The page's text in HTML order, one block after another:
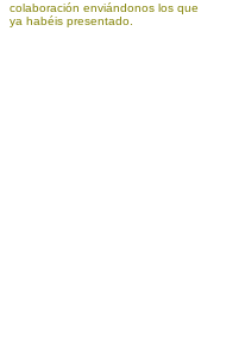
colaboración enviándonos los que
ya habéis presentado.